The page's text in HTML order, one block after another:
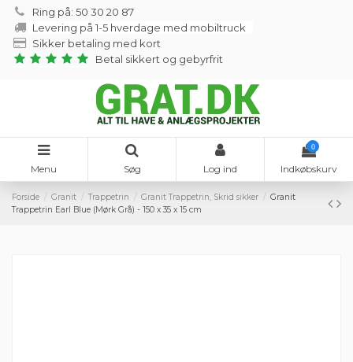
Ring på: 50 30 20 87
Levering på 1-5 hverdage med mobiltruck
Sikker betaling med kort
Betal sikkert og gebyrfrit
Menu Søg Log ind
0
Indkøbskurv
Forside Granit Trappetrin Granit Trappetrin, Skrid sikker
Granit
Trappetrin Earl Blue (Mørk Grå) - 150 x 35 x 15 cm